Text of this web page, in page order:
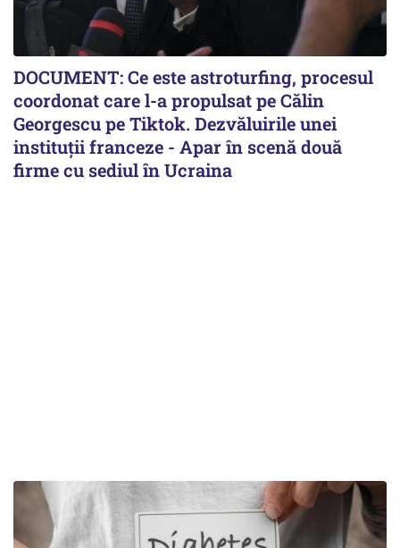
DOCUMENT: Ce este astroturfing, procesul
coordonat care l-a propulsat pe Călin
Georgescu pe Tiktok. Dezvăluirile unei
instituții franceze - Apar în scenă două
firme cu sediul în Ucraina